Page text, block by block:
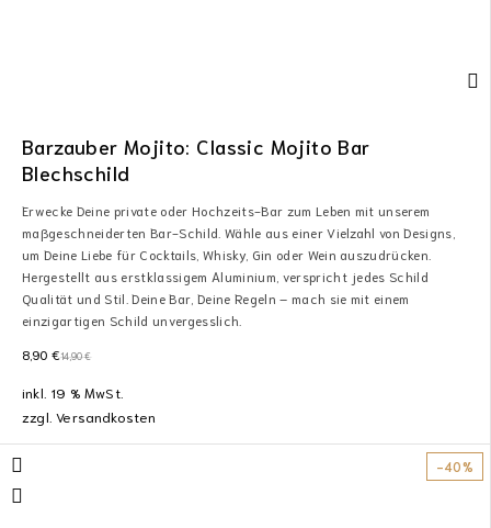
Barzauber Mojito: Classic Mojito Bar
Blechschild
Erwecke Deine private oder Hochzeits-Bar zum Leben mit unserem
maßgeschneiderten Bar-Schild. Wähle aus einer Vielzahl von Designs,
um Deine Liebe für Cocktails, Whisky, Gin oder Wein auszudrücken.
Hergestellt aus erstklassigem Aluminium, verspricht jedes Schild
Qualität und Stil. Deine Bar, Deine Regeln – mach sie mit einem
einzigartigen Schild unvergesslich.
14,90€
8,90 €
inkl. 19 % MwSt.
zzgl.Versandkosten
-40%